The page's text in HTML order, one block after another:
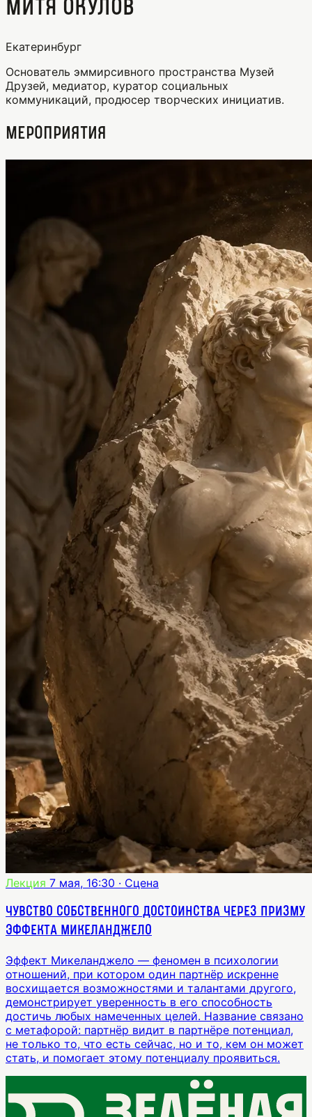
Митя Окулов
Екатеринбург
Основатель эммирсивного пространства Музей
Друзей, медиатор, куратор социальных
коммуникаций, продюсер творческих инициатив.
Мероприятия
Лекция 7 мая, 16:30 · Сцена
Чувство собственного достоинства через призму
эффекта Микеланджело
Эффект Микеланджело — феномен в психологии
отношений, при котором один партнёр искренне
восхищается возможностями и талантами другого,
демонстрирует уверенность в его способность
достичь любых намеченных целей. Название связано
с метафорой: партнёр видит в партнёре потенциал,
не только то, что есть сейчас, но и то, кем он может
стать, и помогает этому потенциалу проявиться.